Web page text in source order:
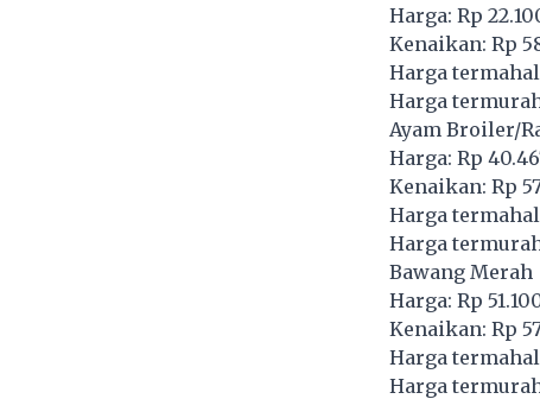
Harga: Rp
Kenaikan: Rp
Harga
Harga
Ayam Broiler/
Harga: Rp
Kenaikan: Rp
Harga
Harga
Bawang Merah
Harga: Rp
Kenaikan: Rp
Harga
Harga